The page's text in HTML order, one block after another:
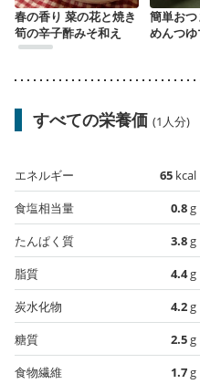
春の香り 菜の花と焼き
筍の辛子酢みそ和え
簡単おつ
めんつ
すべての栄養価 (1人分)
エネルギー 65 kcal
食塩相当量
0.8g
たんぱく質
3.8g
脂質
4.4g
炭水化物
4.2g
糖質
2.5g
食物繊維
1.7g